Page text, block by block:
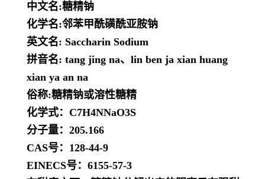
中文名:糖精钠
化学名:邻苯甲酰磺酰亚胺钠
英文名: Saccharin Sodium
拼音名: tang jing na、lin ben ja xian huang
xian ya an na
俗称:糖精钠或溶性糖精
化学式：C7H4NNaO3S
分子量：205.166
CAS号：128-44-9
EINECS号：6155-57-3